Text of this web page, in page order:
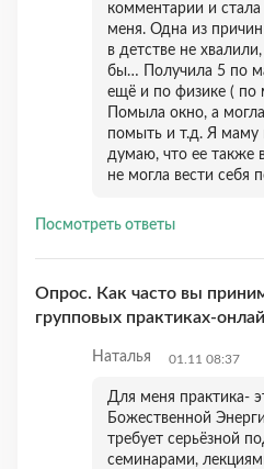
комментарии и
меня. Одна из
в детстве не
бы… Получила 5 по
ещё и по физике (
Помыла окно, а
помыть и т.д. Я маму
думаю, что ее также
не могла вести себя
Посмотреть ответы
Опрос. Как часто вы
групповых практиках-
Наталья 01.11 08:37
Для меня практика-
Божественной
требует серьёзной
семинарами,